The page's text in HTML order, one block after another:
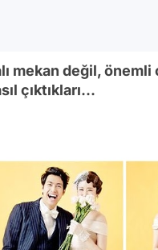
mekan değil, önemli
çıktıkları...